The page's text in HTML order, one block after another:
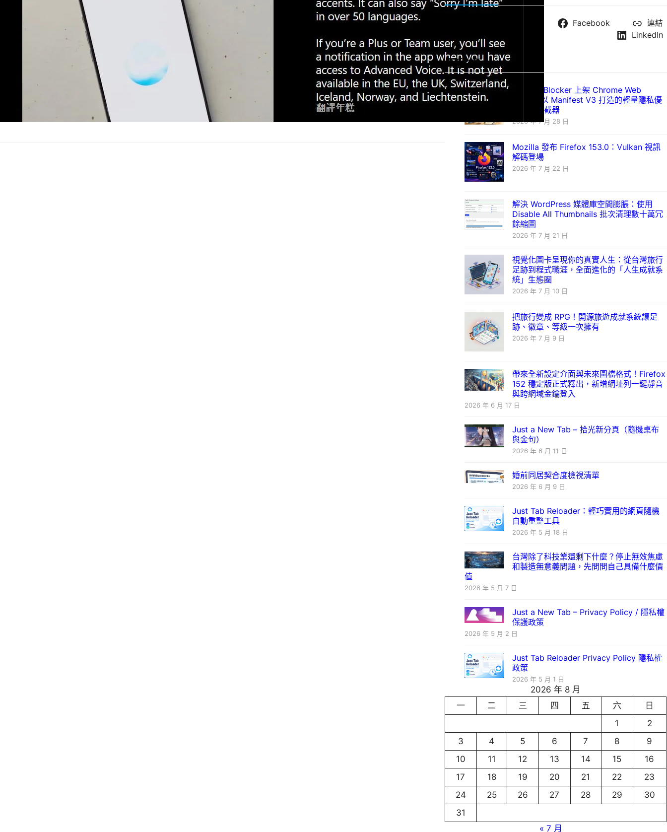
Facebook
連結
LinkedIn
最新文章
Just Ad Blocker 上架 Chrome Web
Store：以 Manifest V3 打造的輕量隱私優
先廣告攔截器
2026 年 7 月 28 日
Mozilla 發布 Firefox 153.0：Vulkan 視訊
解碼登場
2026 年 7 月 22 日
解決 WordPress 媒體庫空間膨脹：使用
Disable All Thumbnails 批次清理數十萬冗
餘縮圖
2026 年 7 月 21 日
視覺化圖卡呈現你的真實人生：從台灣旅行
足跡到程式職涯，全面進化的「人生成就系
統」生態圈
2026 年 7 月 10 日
把旅行變成 RPG！開源旅遊成就系統讓足
跡、徽章、等級一次擁有
2026 年 7 月 9 日
帶來全新設定介面與未來圖檔格式！Firefox
152 穩定版正式釋出，新增網址列一鍵靜音
與跨網域金鑰登入
2026 年 6 月 17 日
Just a New Tab – 拾光新分頁（隨機桌布
與金句）
2026 年 6 月 11 日
婚前同居契合度檢視清單
2026 年 6 月 9 日
Just Tab Reloader：輕巧實用的網頁隨機
自動重整工具
2026 年 5 月 18 日
台灣除了科技業還剩下什麼？停止無效焦慮
和製造無意義問題，先問問自己具備什麼價
值
2026 年 5 月 7 日
Just a New Tab – Privacy Policy / 隱私權
保護政策
2026 年 5 月 2 日
Just Tab Reloader Privacy Policy 隱私權
政策
2026 年 5 月 1 日
2026 年 8 月
一
二 三 四 五 六
日
1
2
3
4 5 6 7 8
9
10
11 12 13 14 15
16
17
18 19 20 21 22
23
24
25 26 27 28 29
30
31
« 7 月